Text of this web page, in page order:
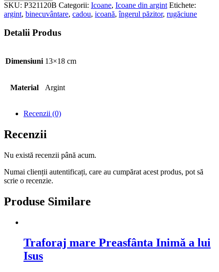
SKU: P321120B Categorii: Icoane, Icoane din argint Etichete:
argint, binecuvântare, cadou, icoană,îngerul păzitor, rugăciune
Detalii Produs
Dimensiuni 13×18 cm
Material Argint
Recenzii (0)
Recenzii
Nu există recenzii până acum.
Numai clienții autentificați, care au cumpărat acest produs, pot să
scrie o recenzie.
Produse Similare
Traforaj mare Preasfânta Inimă a lui
Isus